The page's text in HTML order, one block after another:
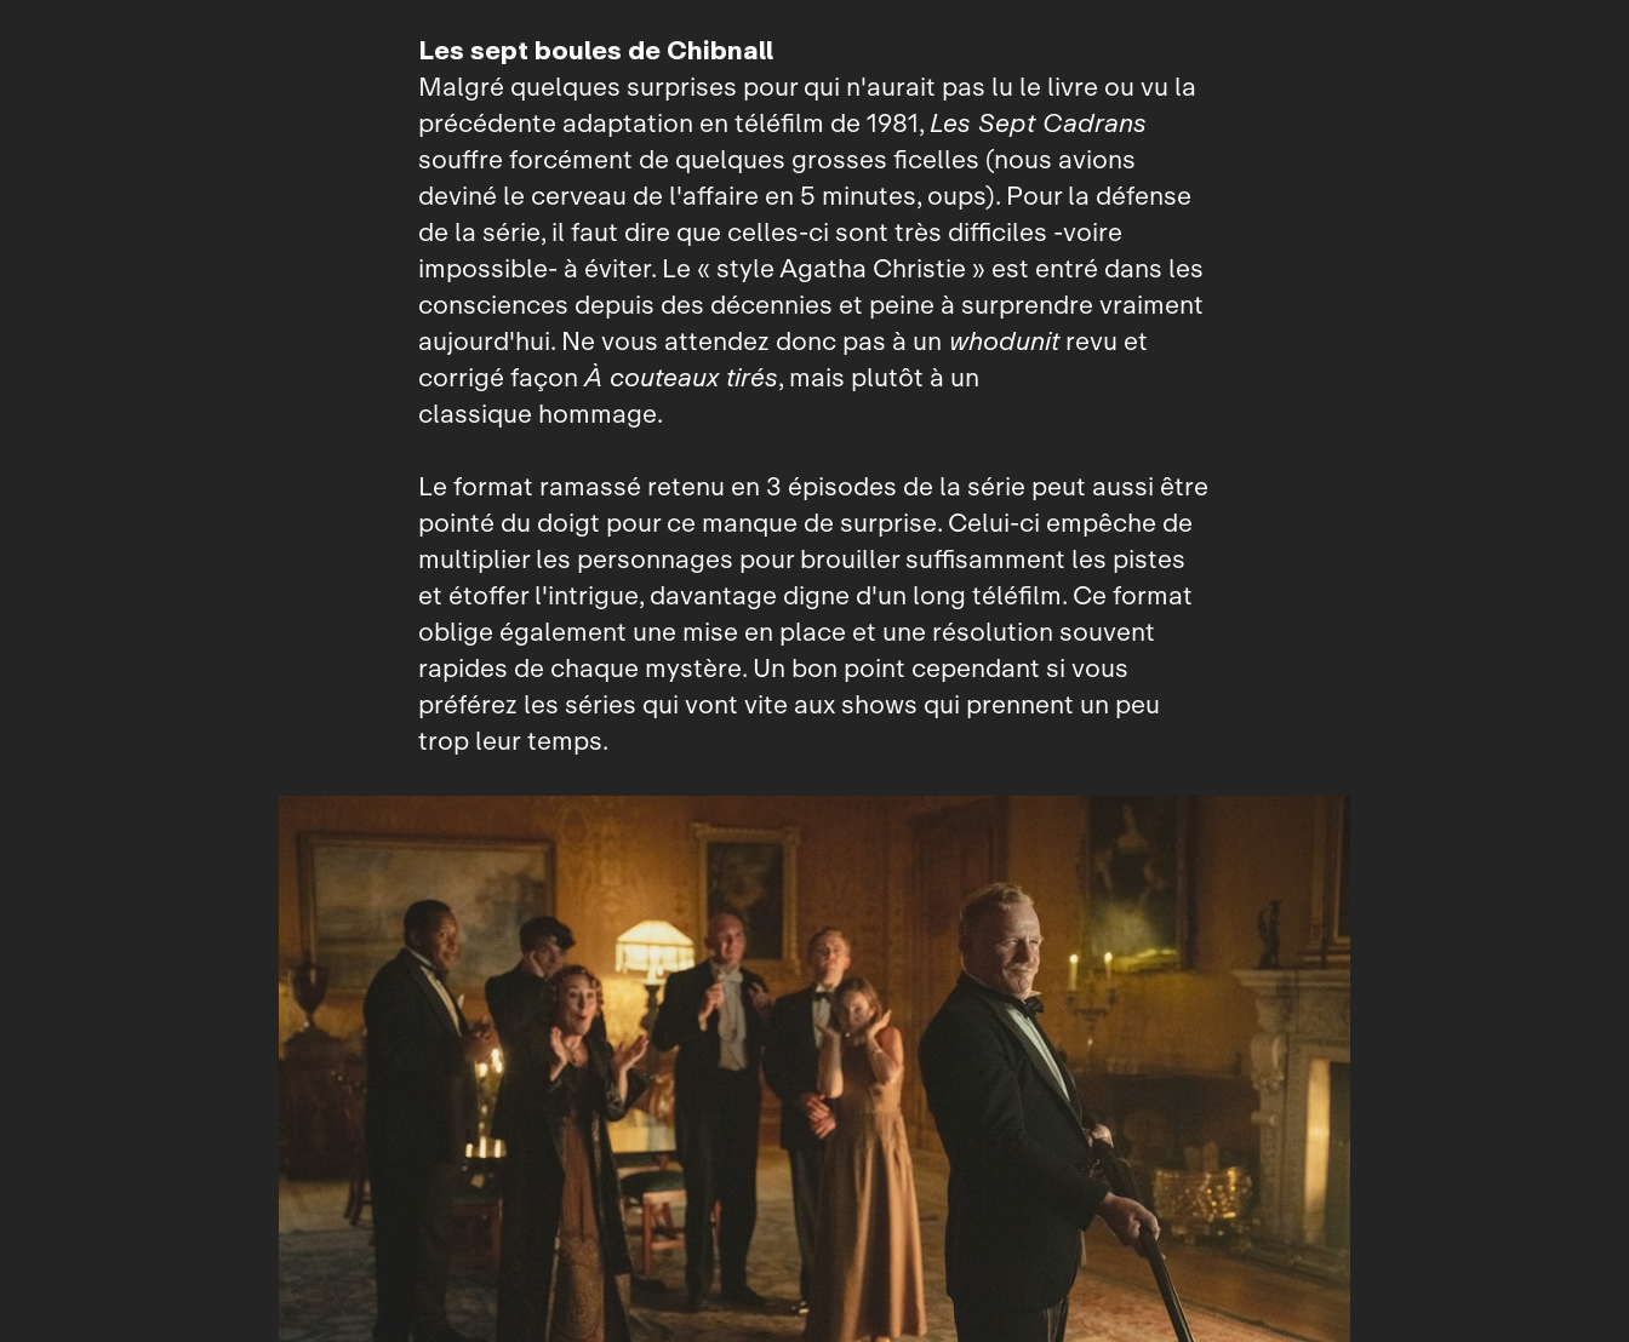
Les sept boules de Chibnall
Malgré quelques surprises pour qui n'aurait pas lu le livre ou vu la
précédente adaptation en téléfilm de 1981,Les Sept Cadrans
souffre forcément de quelques grosses ficelles (nous avions
deviné le cerveau de l'affaire en 5 minutes, oups). Pour la défense
de la série, il faut dire que celles‑ci sont très difficiles ‑voire
impossible‑ à éviter. Le « style Agatha Christie » est entré dans les
consciences depuis des décennies et peine à surprendre vraiment
aujourd'hui. Ne vous attendez donc pas à un whodunitrevu et
corrigé façonÀ couteaux tirés, mais plutôt à un
classique hommage.
Le format ramassé retenu en 3 épisodes de la série peut aussi être
pointé du doigt pour ce manque de surprise. Celui-ci empêche de
multiplier les personnages pour brouiller suffisamment les pistes
et étoffer l'intrigue, davantage digne d'un long téléfilm. Ce format
oblige également une mise en place et une résolution souvent
rapides de chaque mystère. Un bon point cependant si vous
préférez les séries qui vont vite aux shows qui prennent un peu
trop leur temps.